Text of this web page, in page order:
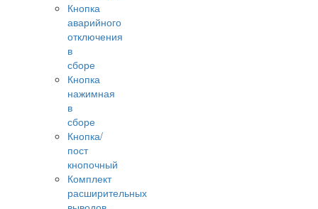
Кнопка
аварийного
отключения
в
сборе
Кнопка
нажимная
в
сборе
Кнопка/
пост
кнопочный
Комплект
расширительных